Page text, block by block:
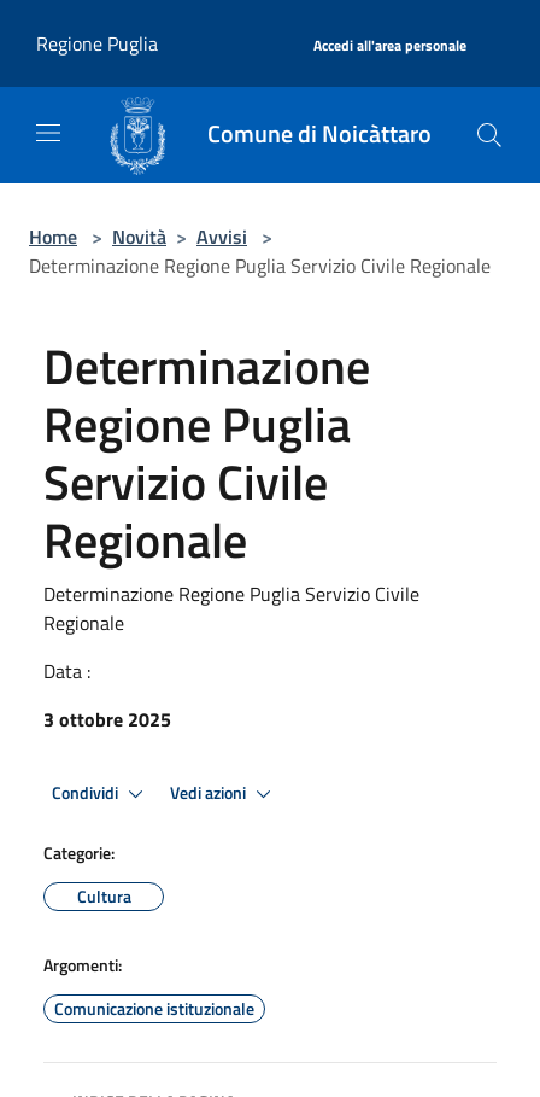
Regione Puglia
Accedi all'area personale
Comune di Noicàttaro
Home > Novità > Avvisi >
Determinazione Regione Puglia Servizio Civile Regionale
Determinazione
Regione Puglia
Servizio Civile
Regionale
Determinazione Regione Puglia Servizio Civile
Regionale
Data :
3 ottobre 2025
Condividi Vedi azioni
Categorie:
Cultura
Argomenti:
Comunicazione istituzionale